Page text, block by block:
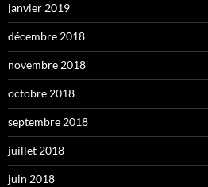
janvier 2019
décembre 2018
novembre 2018
octobre 2018
septembre 2018
juillet 2018
juin 2018